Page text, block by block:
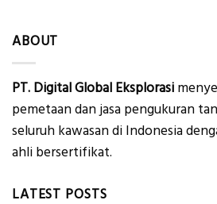
ABOUT
PT. Digital Global Eksplorasi
pemetaan dan jasa pengukuran
seluruh kawasan di Indonesia
ahli bersertifikat.
LATEST POSTS